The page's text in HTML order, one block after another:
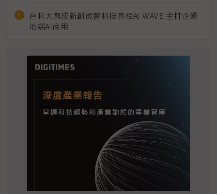
台科大育成新創虎智科技亮相AI WAVE 主打企業
地端AI商用